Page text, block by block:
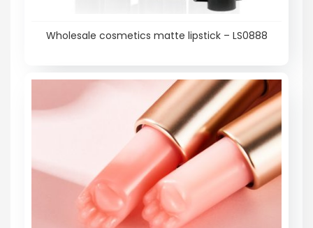
Wholesale cosmetics matte lipstick – LS0888